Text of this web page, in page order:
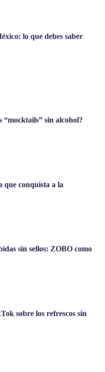
lo que debes saber
“mocktails” sin alcohol?
que conquista a la
sin sellos: ZOBO como
sobre los refrescos sin